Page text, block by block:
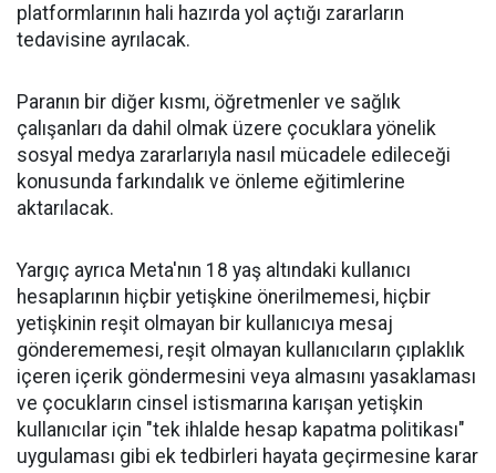
platformlarının hali hazırda yol açtığı zararların
tedavisine ayrılacak.
Paranın bir diğer kısmı, öğretmenler ve sağlık
çalışanları da dahil olmak üzere çocuklara yönelik
sosyal medya zararlarıyla nasıl mücadele edileceği
konusunda farkındalık ve önleme eğitimlerine
aktarılacak.
Yargıç ayrıca Meta'nın 18 yaş altındaki kullanıcı
hesaplarının hiçbir yetişkine önerilmemesi, hiçbir
yetişkinin reşit olmayan bir kullanıcıya mesaj
gönderememesi, reşit olmayan kullanıcıların çıplaklık
içeren içerik göndermesini veya almasını yasaklaması
ve çocukların cinsel istismarına karışan yetişkin
kullanıcılar için "tek ihlalde hesap kapatma politikası"
uygulaması gibi ek tedbirleri hayata geçirmesine karar